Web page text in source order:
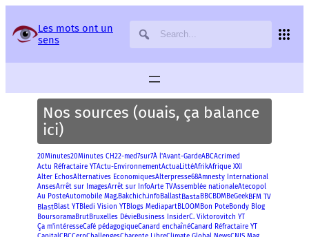
Les mots ont un
sens
Nos sources (ouais, ça balance
ici)
20Minutes20Minutes CH22-med7sur7À l'Avant-GardeABCAcrimed
Actu Réfractaire YTActu-EnvironnementActuaLittéAfrikAfrique XXI
Alter EchosAlternatives EconomiquesAlterpresse68Amnesty International
AnsesArrêt sur ImagesArrêt sur InfoArte TVAssemblée nationaleAtecopol
Au PosteAutomobile Mag.Bakchich.infoBallastBasta BBCBDM BeGeekBFM TV
BlastBlast YTBledi Vision YTBlogs MediapartBLOOM Bon PoteBondy Blog
BoursoramaBrutBruxelles DévieBusiness InsiderC. Viktorovitch YT
Ça m'intéresseCafé pédagogiqueCanard enchaînéCanard Réfractaire YT
Panneau de gestion des services